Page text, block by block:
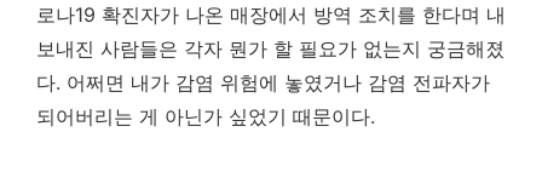
로나19 확진자가 나온 매장에서 방역 조치를 한다며 내
보내진 사람들은 각자 뭔가 할 필요가 없는지 궁금해졌
다. 어쩌면 내가 감염 위험에 놓였거나 감염 전파자가
되어버리는 게 아닌가 싶었기 때문이다.